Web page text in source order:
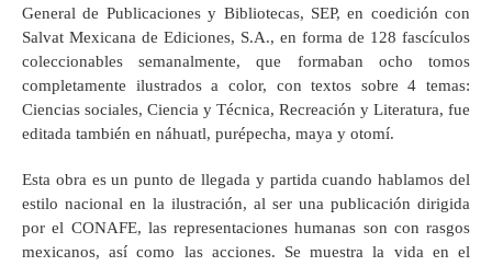
General de Publicaciones y Bibliotecas, SEP, en coedición con
Salvat Mexicana de Ediciones, S.A., en forma de 128 fascículos
coleccionables semanalmente, que formaban ocho tomos
completamente ilustrados a color, con textos sobre 4 temas:
Ciencias sociales, Ciencia y Técnica, Recreación y Literatura, fue
editada también en náhuatl, purépecha, maya y otomí.
Esta obra es un punto de llegada y partida cuando hablamos del
estilo nacional en la ilustración, al ser una publicación dirigida
por el CONAFE, las representaciones humanas son con rasgos
mexicanos, así como las acciones. Se muestra la vida en el